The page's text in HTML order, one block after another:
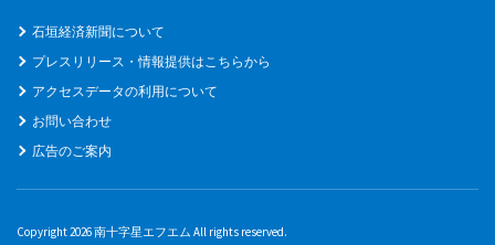
石垣経済新聞について
プレスリリース・情報提供はこちらから
アクセスデータの利用について
お問い合わせ
広告のご案内
Copyright 2026 南十字星エフエム All rights reserved.